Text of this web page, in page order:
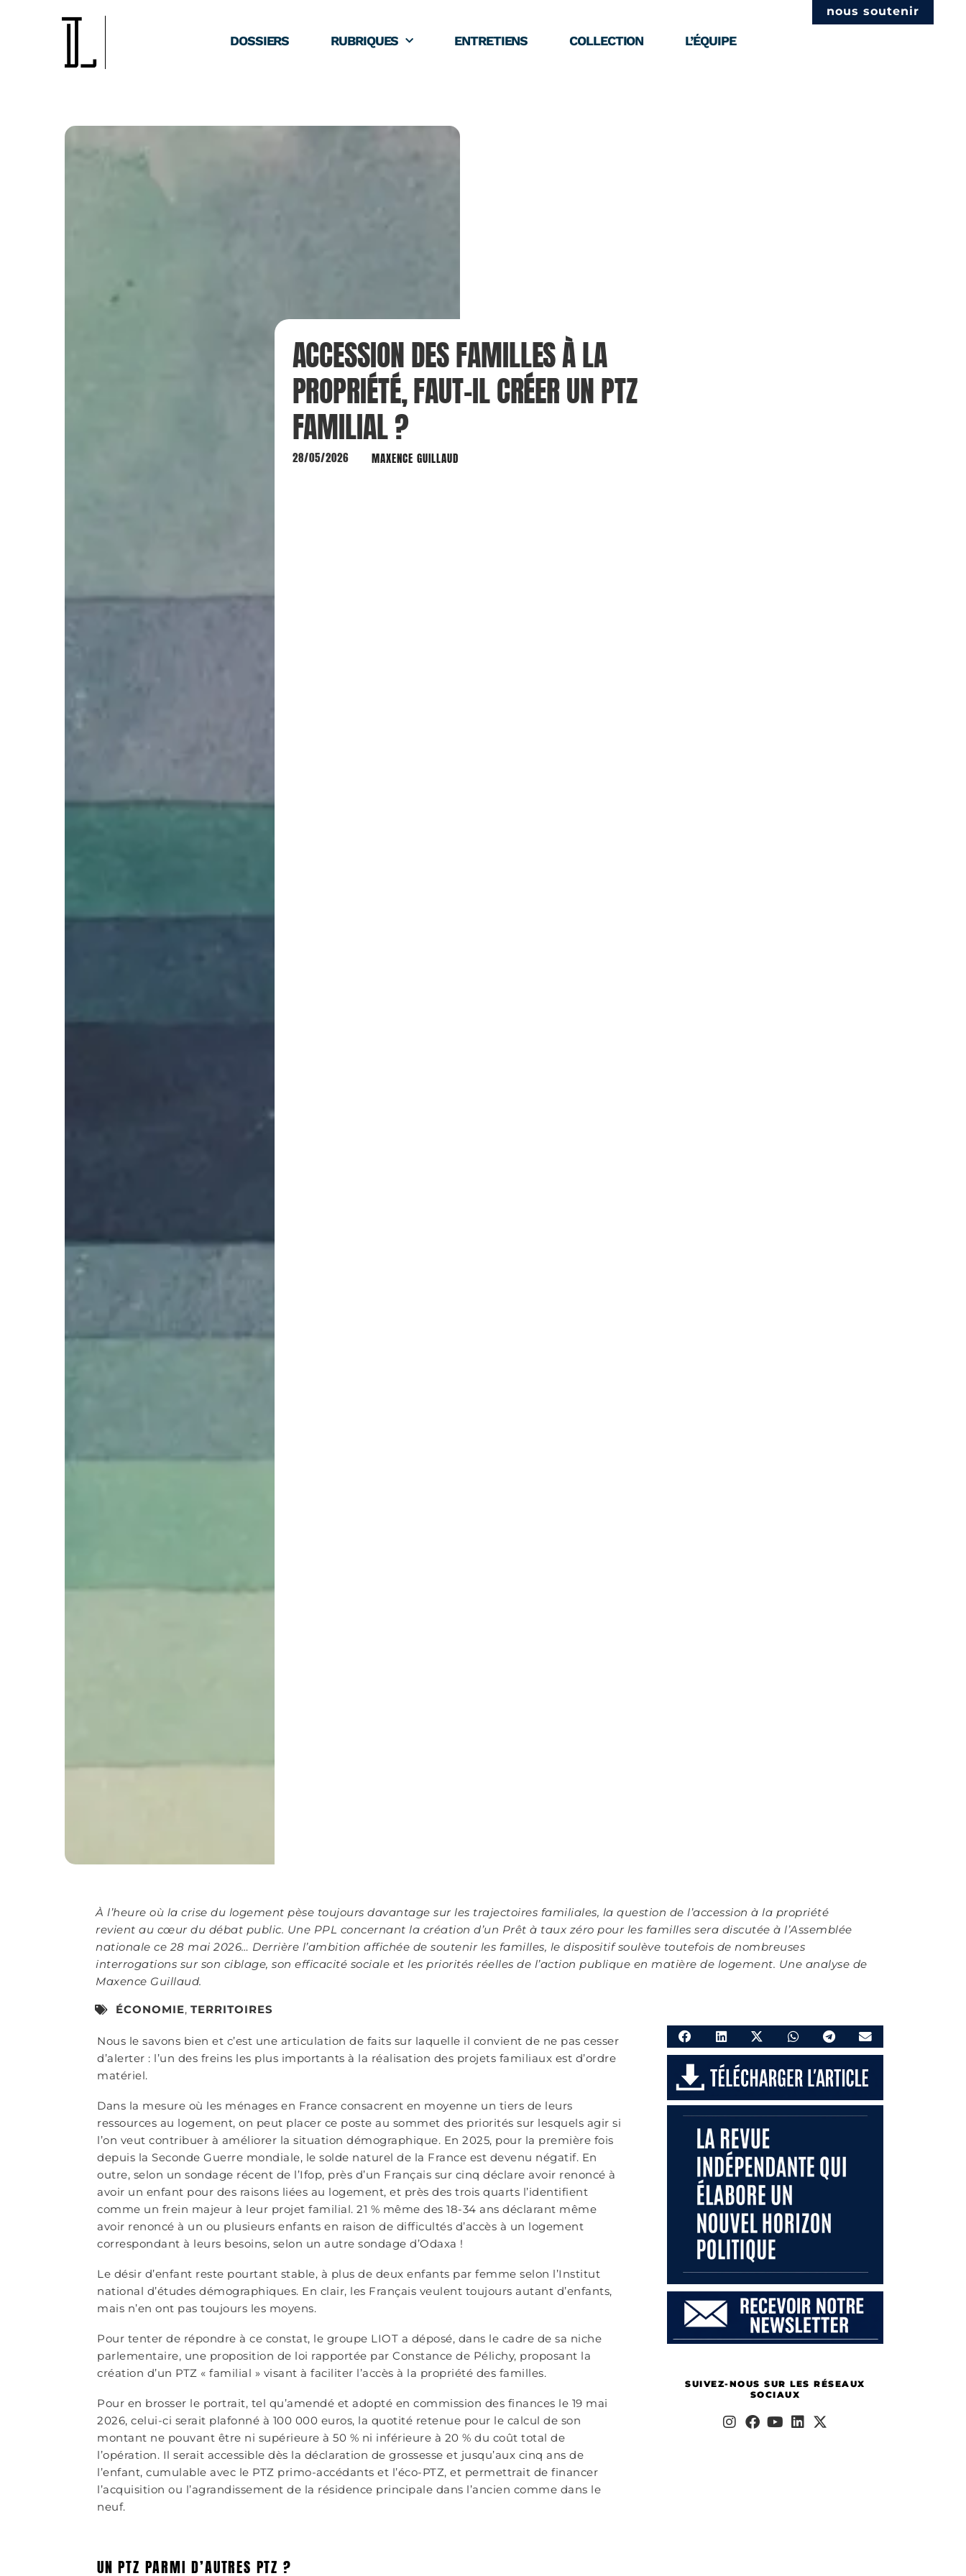
DOSSIERS RUBRIQUES ENTRETIENS COLLECTION L’ÉQUIPE
nous soutenir
ACCESSION DES FAMILLES À LA
PROPRIÉTÉ, FAUT-IL CRÉER UN PTZ
FAMILIAL ?
28/05/2026 MAXENCE GUILLAUD
À l’heure où la crise du logement pèse toujours davantage sur les trajectoires familiales, la question de l’accession à la propriété
revient au cœur du débat public. Une PPL concernant la création d’un Prêt à taux zéro pour les familles sera discutée à l’Assemblée
nationale ce 28 mai 2026… Derrière l’ambition affichée de soutenir les familles, le dispositif soulève toutefois de nombreuses
interrogations sur son ciblage, son efficacité sociale et les priorités réelles de l’action publique en matière de logement. Une analyse de
Maxence Guillaud.
ÉCONOMIE, TERRITOIRES
Nous le savons bien et c’est une articulation de faits sur laquelle il convient de ne pas cesser
d’alerter : l’un des freins les plus importants à la réalisation des projets familiaux est d’ordre
matériel.
Dans la mesure où les ménages en France consacrent en moyenne un tiers de leurs
ressources au logement, on peut placer ce poste au sommet des priorités sur lesquels agir si
l’on veut contribuer à améliorer la situation démographique. En 2025, pour la première fois
depuis la Seconde Guerre mondiale, le solde naturel de la France est devenu négatif. En
outre, selon un sondage récent de l’Ifop, près d’un Français sur cinq déclare avoir renoncé à
avoir un enfant pour des raisons liées au logement, et près des trois quarts l’identifient
comme un frein majeur à leur projet familial. 21 % même des 18-34 ans déclarant même
avoir renoncé à un ou plusieurs enfants en raison de difficultés d’accès à un logement
correspondant à leurs besoins, selon un autre sondage d’Odaxa !
Le désir d’enfant reste pourtant stable, à plus de deux enfants par femme selon l’Institut
national d’études démographiques. En clair, les Français veulent toujours autant d’enfants,
mais n’en ont pas toujours les moyens.
Pour tenter de répondre à ce constat, le groupe LIOT a déposé, dans le cadre de sa niche
parlementaire, une proposition de loi rapportée par Constance de Pélichy, proposant la
création d’un PTZ « familial » visant à faciliter l’accès à la propriété des familles.
Pour en brosser le portrait, tel qu’amendé et adopté en commission des finances le 19 mai
2026, celui-ci serait plafonné à 100 000 euros, la quotité retenue pour le calcul de son
montant ne pouvant être ni supérieure à 50 % ni inférieure à 20 % du coût total de
l’opération. Il serait accessible dès la déclaration de grossesse et jusqu’aux cinq ans de
l’enfant, cumulable avec le PTZ primo-accédants et l’éco-PTZ, et permettrait de financer
l’acquisition ou l’agrandissement de la résidence principale dans l’ancien comme dans le
neuf.
UN PTZ PARMI D’AUTRES PTZ ?
SUIVEZ-NOUS SUR LES RÉSEAUX
SOCIAUX